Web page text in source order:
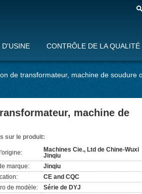
D'USINE CONTRÔLE DE LA QUALITÉ
de transformateur, machine de soudure
machine de
sur le produit:
Machines Cie., Ltd de Chine-Wuxi
Jinqiu
marque:
Jinqiu
CE and CQC
de modèle:
Série de DYJ